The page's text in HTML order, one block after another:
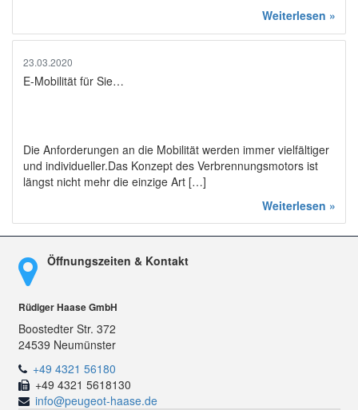
Weiterlesen »
23.03.2020
E-Mobilität für Sie…
Die Anforderungen an die Mobilität werden immer vielfältiger
und individueller.Das Konzept des Verbrennungsmotors ist
längst nicht mehr die einzige Art […]
Weiterlesen »
Öffnungszeiten & Kontakt
Rüdiger Haase GmbH
Boostedter Str. 372
24539 Neumünster
+49 4321 56180
+49 4321 5618130
info@peugeot-haase.de